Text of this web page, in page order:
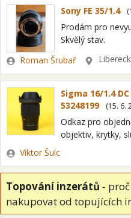
Sony FE 35/1.4 (
Prodám pro
Skvělý stav.
Zadavatel
Roman Šrubař Lokalita
Sigma 16/1.4
53248199
(15. 6.
Odkaz pro
objektiv, krytky,
známky
Kategorie zboží…
Zadavatel
Viktor Šulc
Topování inzerátů -
nakupovat od topujících